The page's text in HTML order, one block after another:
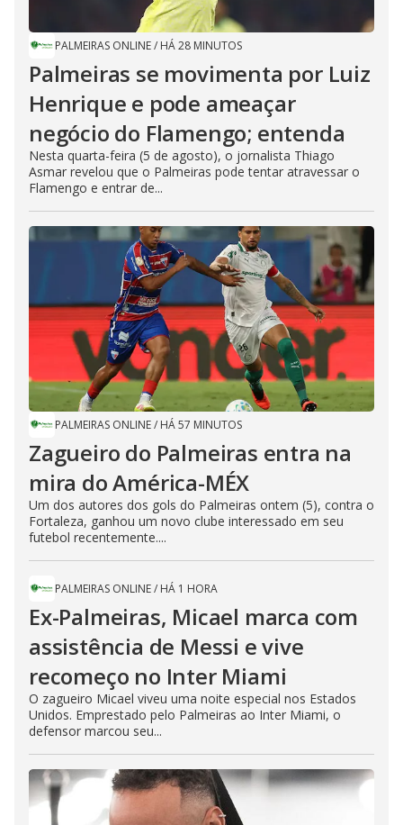
PALMEIRAS ONLINE/ HÁ 28 MINUTOS
Palmeiras se movimenta por Luiz
Henrique e pode ameaçar
negócio do Flamengo; entenda
Nesta quarta-feira (5 de agosto), o jornalista Thiago
Asmar revelou que o Palmeiras pode tentar atravessar o
Flamengo e entrar de...
PALMEIRAS ONLINE/ HÁ 57 MINUTOS
Zagueiro do Palmeiras entra na
mira do América-MÉX
Um dos autores dos gols do Palmeiras ontem (5), contra o
Fortaleza, ganhou um novo clube interessado em seu
futebol recentemente....
PALMEIRAS ONLINE/ HÁ 1 HORA
Ex-Palmeiras, Micael marca com
assistência de Messi e vive
recomeço no Inter Miami
O zagueiro Micael viveu uma noite especial nos Estados
Unidos. Emprestado pelo Palmeiras ao Inter Miami, o
defensor marcou seu...